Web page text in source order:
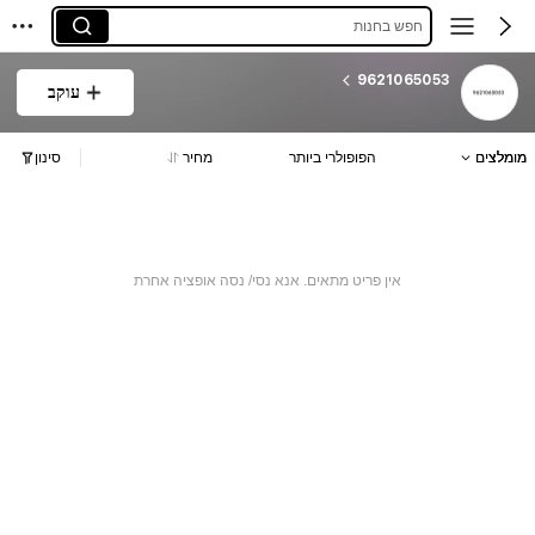
חפש בחנות
9621065053
עוקב
מומלצים הפופולרי ביותר מחיר סינון
אין פריט מתאים. אנא נסי/ נסה אופציה אחרת